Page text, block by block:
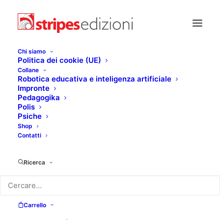
Chi siamo
Politica dei cookie (UE)
Collane
Robotica educativa e inteligenza artificiale
Impronte
Pedagogika
Polis
Psiche
Shop
Contatti
Ricerca
Carrello